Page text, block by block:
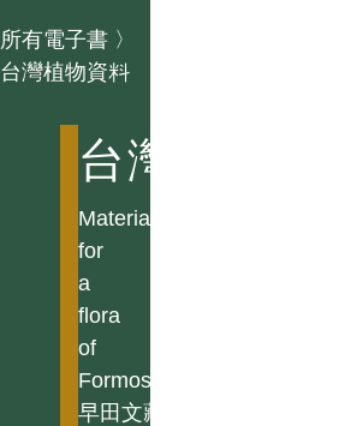
所有電子書 〉
台灣植物資料
台灣植物資料
Materials
for
a
flora
of
Formosa
早田文藏